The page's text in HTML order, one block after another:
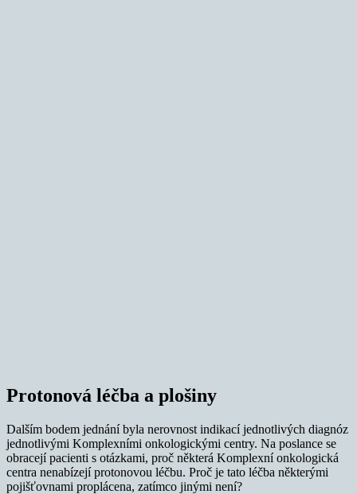
Protonová léčba a plošiny
Dalším bodem jednání byla nerovnost indikací jednotlivých diagnóz
jednotlivými Komplexními onkologickými centry. Na poslance se
obracejí pacienti s otázkami, proč některá Komplexní onkologická
centra nenabízejí protonovou léčbu. Proč je tato léčba některými
pojišťovnami proplácena, zatímco jinými není?